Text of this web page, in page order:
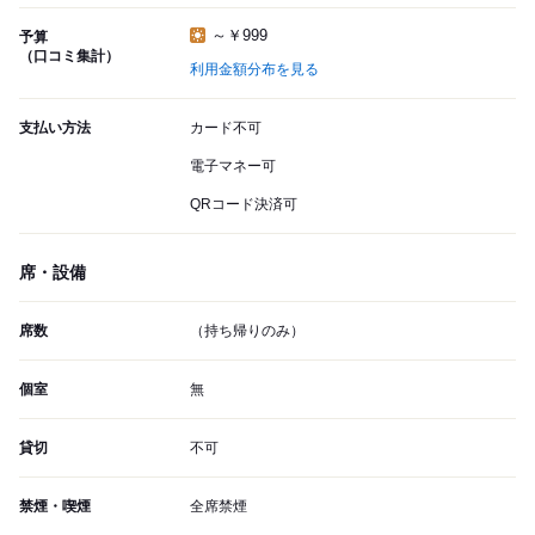
予算
（口コミ集計）
～￥999
利用金額分布を見る
支払い方法 カード不可
電子マネー可
QRコード決済可
席・設備
席数 （持ち帰りのみ）
個室 無
貸切 不可
禁煙・喫煙 全席禁煙